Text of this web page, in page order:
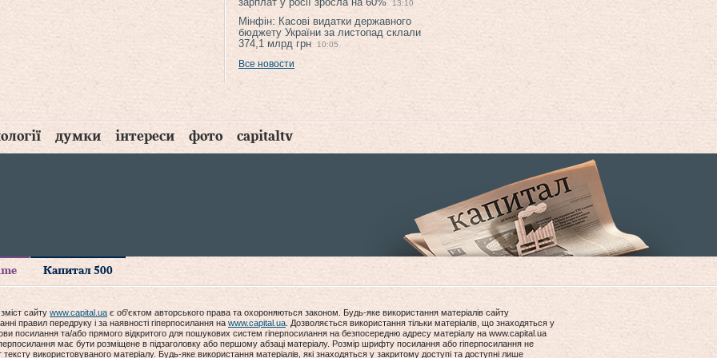
13:10
Мінфін: Касові видатки державного
бюджету України за листопад склали
374,1 млрд грн
10:05
Все новости
думки інтереси фото capitaltv
Капитал 500
сайту www.capital.ua є об'єктом авторського права та охороняються законом. Будь-яке використання матеріалів сайту
правил передруку і за наявності гіперпосилання на www.capital.ua . Дозволяється використання тільки матеріалів, що знаходяться у
посилання та/або прямого відкритого для пошукових систем гіперпосилання на безпосередню адресу матеріалу на www.capital.ua
має бути розміщене в підзаголовку або першому абзаці матеріалу. Розмір шрифту посилання або гіперпосилання не
використовуваного матеріалу. Будь-яке використання матеріалів, які знаходяться у закритому доступі та доступні лише